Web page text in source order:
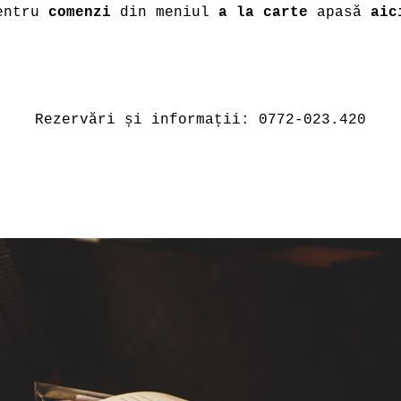
comenzi din meniul a la carte apasă
Rezervări și informații: 0772-023.420